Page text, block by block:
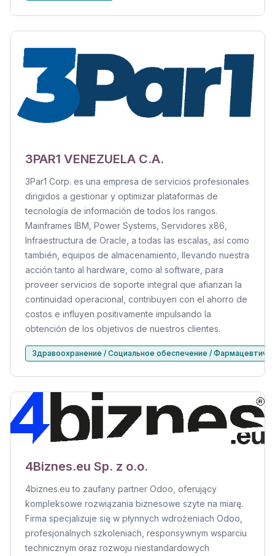
3PAR1 VENEZUELA C.A.
3Par1 Corp. es una empresa de servicios profesionales
dirigidos a gestionar y optimizar plataformas de
tecnología de información de todos los rangos.
Mainframes IBM, Power Systems, Servidores x86,
Infraestructura de Oracle, a todas las escalas, así como
también, equipos de almacenamiento, llevando nuestra
acción tanto al hardware, como al software, para
proveer servicios de soporte integral que afianzan la
continuidad operacional, contribuyen con el ahorro de
costos e influyen positivamente impulsando la
obtención de los objetivos de nuestros clientes.
Здравоохранение / Социальное обеспечение /
4Biznes.eu Sp. z o.o.
4biznes.eu to zaufany partner Odoo, oferujący
kompleksowe rozwiązania biznesowe szyte na miarę.
Firma specjalizuje się w płynnych wdrożeniach Odoo,
profesjonalnych szkoleniach, responsywnym wsparciu
technicznym oraz rozwoju niestandardowych